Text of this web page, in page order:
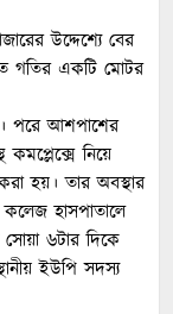
উদ্দেশ্যে বের
গতির একটি মোটর
পরে আশপাশের
নিয়ে
হয়। তার অবস্থার
হাসপাতালে
সোয়া ৬টার দিকে
ইউপি সদস্য